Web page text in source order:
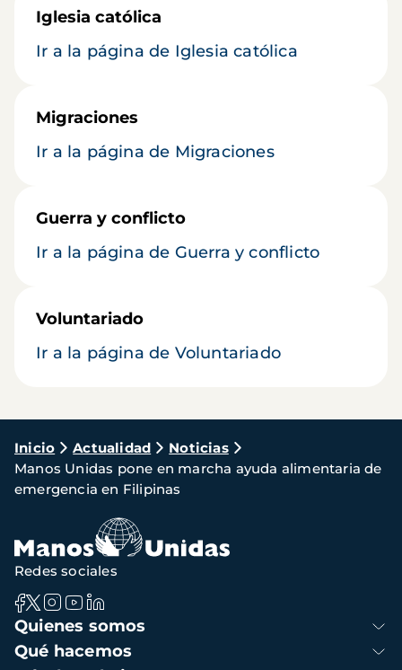
Iglesia católica
Ir a la página de Iglesia católica
Migraciones
Ir a la página de Migraciones
Guerra y conflicto
Ir a la página de Guerra y conflicto
Voluntariado
Ir a la página de Voluntariado
Ruta
de
navegación
Inicio Actualidad
Noticias
Manos Unidas pone en marcha ayuda alimentaria de
emergencia en Filipinas
Navegación
principal
Quienes somos
Qué hacemos
Redes sociales